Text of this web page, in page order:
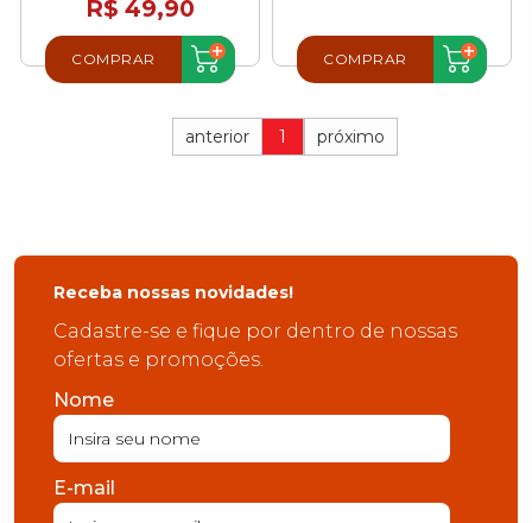
R$ 49,90
COMPRAR COMPRAR
anterior 1 próximo
Receba nossas novidades!
Cadastre-se e fique por dentro de nossas
ofertas e promoções.
Nome
E-mail